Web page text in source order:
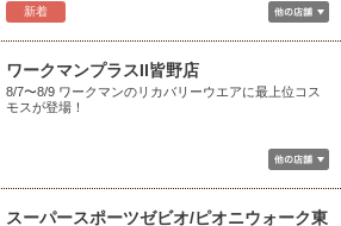
新着
ワークマンプラスII皆野店
8/7〜8/9 ワークマンのリカバリーウエアに最上位コス
モスが登場！
スーパースポーツゼビオ/ピオニウォーク東